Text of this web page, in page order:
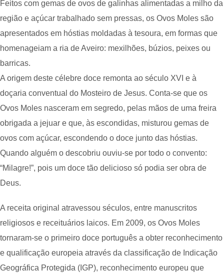
Feitos com gemas de ovos de galinhas alimentadas a milho da
região e açúcar trabalhado sem pressas, os Ovos Moles são
apresentados em hóstias moldadas à tesoura, em formas que
homenageiam a ria de Aveiro: mexilhões, búzios, peixes ou
barricas.
A origem deste célebre doce remonta ao século XVI e à
doçaria conventual do Mosteiro de Jesus. Conta-se que os
Ovos Moles nasceram em segredo, pelas mãos de uma freira
obrigada a jejuar e que, às escondidas, misturou gemas de
ovos com açúcar, escondendo o doce junto das hóstias.
Quando alguém o descobriu ouviu-se por todo o convento:
“Milagre!”, pois um doce tão delicioso só podia ser obra de
Deus.
A receita original atravessou séculos, entre manuscritos
religiosos e receituários laicos. Em 2009, os Ovos Moles
tornaram-se o primeiro doce português a obter reconhecimento
e qualificação europeia através da classificação de Indicação
Geográfica Protegida (IGP), reconhecimento europeu que